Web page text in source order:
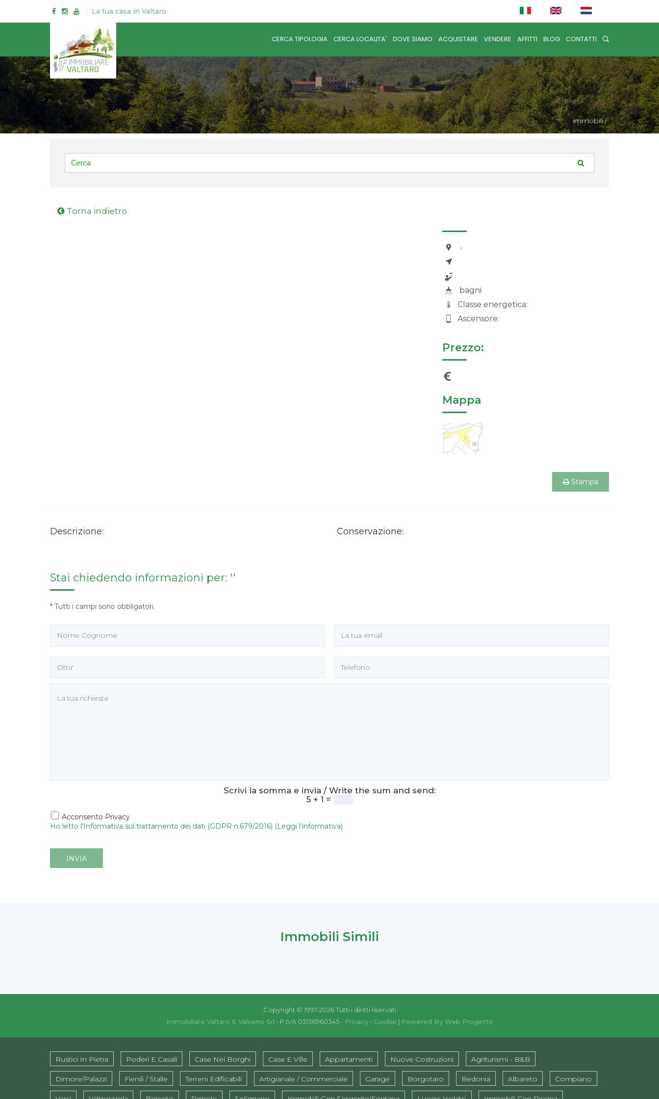
La tua casa in Valtaro
CERCA TIPOLOGIA CERCA LOCALITA' DOVE SIAMO ACQUISTARE VENDERE AFFITTI BLOG CONTATTI
immobili/
Torna indietro
-
bagni
Classe energetica:
Ascensore:
Prezzo:
Mappa
Stampa
Descrizione: Conservazione:
Stai chiedendo informazioni per: ''
* Tutti i campi sono obbligatori.
Scrivi la somma e invia / Write the sum and send:
5 + 1 =
Acconsento Privacy
Ho letto l'Informativa sul trattamento dei dati (GDPR n.679/2016) (Leggi l'informativa)
INVIA
Immobili Simili
Copyright © 1997-2026 Tutti i diritti riservati
Immobiliare Valtaro E Valceno Srl - P.IVA 03136960345 - Privacy- Cookie | Powered By Web Progetto
Rustici In Pietra Poderi E Casali Case Nei Borghi Case E Ville Appartamenti Nuove Costruzioni Agriturismi - B&B
Dimore/Palazzi Fienili / Stalle Terreni Edificabili Artigianale / Commerciale Garage Borgotaro Bedonia Albareto Compiano